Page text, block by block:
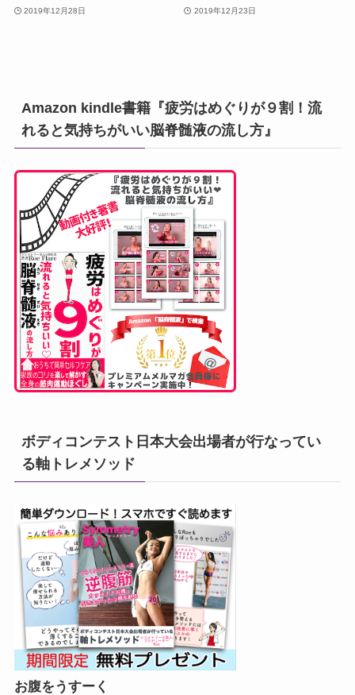
2019年12月28日 2019年12月23日
Amazon kindle書籍『疲労はめぐりが９割！流
れると気持ちがいい脳脊髄液の流し方』
ボディコンテスト日本大会出場者が行なってい
る軸トレメソッド
お腹をうすーく